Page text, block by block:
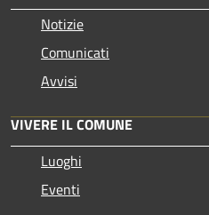
Notizie
Comunicati
Avvisi
VIVERE IL COMUNE
Luoghi
Eventi